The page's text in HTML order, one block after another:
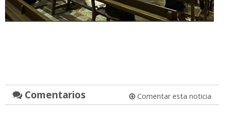
Comentarios Comentar esta noticia